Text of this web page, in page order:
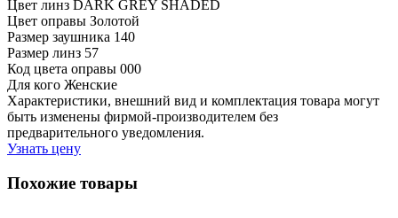
Цвет линз DARK GREY SHADED
Цвет оправы Золотой
Размер заушника 140
Размер линз 57
Код цвета оправы 000
Для кого Женские
Характеристики, внешний вид и комплектация товара могут
быть изменены фирмой-производителем без
предварительного уведомления.
Узнать цену
Похожие товары